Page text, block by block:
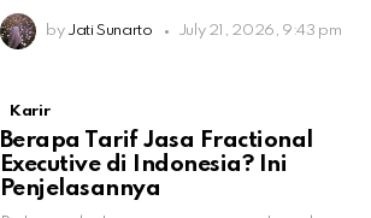
by Jati Sunarto July 21, 2026, 9:43 pm
Karir
Berapa Tarif Jasa Fractional
Executive di Indonesia? Ini
Penjelasannya